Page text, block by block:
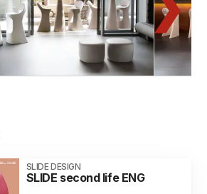
SLIDE DESIGN
SLIDE second life ENG